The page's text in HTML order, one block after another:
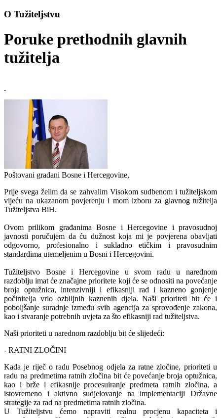
O Tužiteljstvu
Poruke prethodnih glavnih
tužitelja
Poštovani građani Bosne i Hercegovine,
Prije svega želim da se zahvalim Visokom sudbenom i tužiteljskom
vijeću na ukazanom povjerenju i mom izboru za glavnog tužitelja
Tužiteljstva BiH.
Ovom prilikom građanima Bosne i Hercegovine i pravosudnoj
javnosti poručujem da ću dužnost koja mi je povjerena obavljati
odgovorno, profesionalno i sukladno etičkim i pravosudnim
standardima utemeljenim u Bosni i Hercegovini.
Tužiteljstvo Bosne i Hercegovine u svom radu u narednom
razdoblju imat će značajne prioritete koji će se odnositi na povećanje
broja optužnica, intenzivniji i efikasniji rad i kazneno gonjenje
počinitelja vrlo ozbiljnih kaznenih djela. Naši prioriteti bit će i
poboljšanje suradnje između svih agencija za sprovođenje zakona,
kao i stvaranje potrebnih uvjeta za što efikasniji rad tužiteljstva.
Naši prioriteti u narednom razdoblju bit će slijedeći:
- RATNI ZLOČINI
Kada je riječ o radu Posebnog odjela za ratne zločine, prioriteti u
radu na predmetima ratnih zločina bit će povećanje broja optužnica,
kao i brže i efikasnije procesuiranje predmeta ratnih zločina, a
istovremeno i aktivno sudjelovanje na implementaciji Državne
strategije za rad na predmetima ratnih zločina.
U Tužiteljstvu ćemo napraviti realnu procjenu kapaciteta i